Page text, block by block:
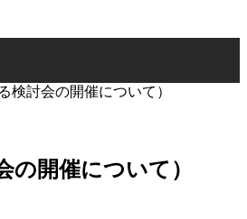
検討会の開催について）
開催について）